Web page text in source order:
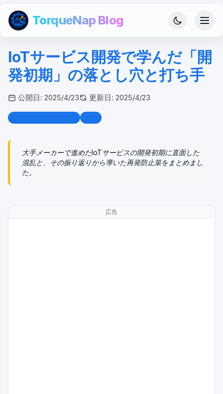
TorqueNap Blog
IoTサービス開発で学んだ「開
発初期」の落とし穴と打ち手
公開日: 2025/4/23 更新日: 2025/4/23
大手メーカーで進めたIoTサービスの開発初期に直面した
混乱と、その振り返りから導いた再発防止策をまとめまし
た。
広告